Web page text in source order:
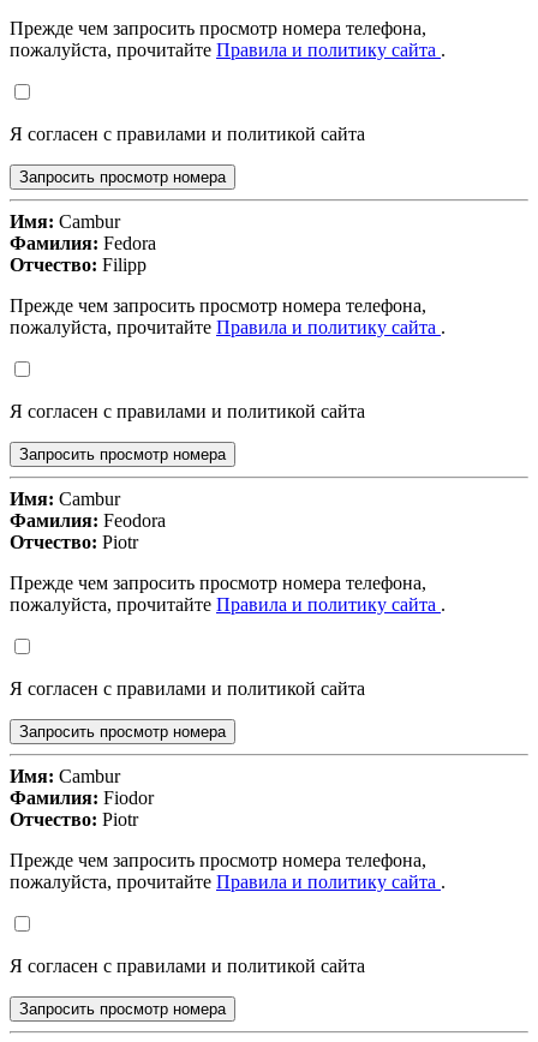
Прежде чем запросить просмотр номера телефона,
пожалуйста, прочитайте Правила и политику сайта .
Я согласен с правилами и политикой сайта
Запросить просмотр номера
Имя: Cambur
Фамилия: Fedora
Отчество: Filipp
Прежде чем запросить просмотр номера телефона,
пожалуйста, прочитайте Правила и политику сайта .
Я согласен с правилами и политикой сайта
Запросить просмотр номера
Имя: Cambur
Фамилия: Feodora
Отчество: Piotr
Прежде чем запросить просмотр номера телефона,
пожалуйста, прочитайте Правила и политику сайта .
Я согласен с правилами и политикой сайта
Запросить просмотр номера
Имя: Cambur
Фамилия: Fiodor
Отчество: Piotr
Прежде чем запросить просмотр номера телефона,
пожалуйста, прочитайте Правила и политику сайта .
Я согласен с правилами и политикой сайта
Запросить просмотр номера